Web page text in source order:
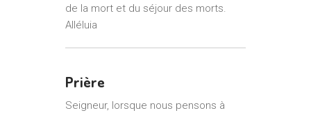
de la mort et du séjour des morts.
Alléluia
Prière
Seigneur, lorsque nous pensons à